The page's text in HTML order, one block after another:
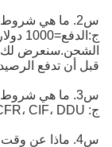
س2. ما هي شروط الدفع الخاصة بك؟
ج:
الشحن.سنعرض لك
قبل أن تدفع
س3. ما هي شروط التسليم الخاصة بك؟
ج: EXW، FOB، CFR، CIF، DDU.
س4. ماذا عن وقت التسليم الخاص بك؟